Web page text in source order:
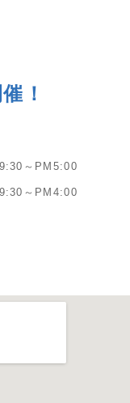
！
～PM5:00
～PM4:00